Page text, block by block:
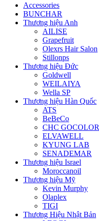
Accessories
BUNCHAR
Thương hiệu Anh
AILISE
Grapefruit
Olexrs Hair Salon
Stillonps
Thương hiệu Đức
Goldwell
WEILAIYA
Wella SP
Thương hiệu Hàn Quốc
ATS
BeBeCo
CHC GOCOLOR
ELVAWELL
KYUNG LAB
SENADEMAR
Thương hiệu Israel
Moroccanoil
Thương hiệu Mỹ
Kevin Murphy
Olaplex
TIGI
Thương Hiệu Nhật Bản